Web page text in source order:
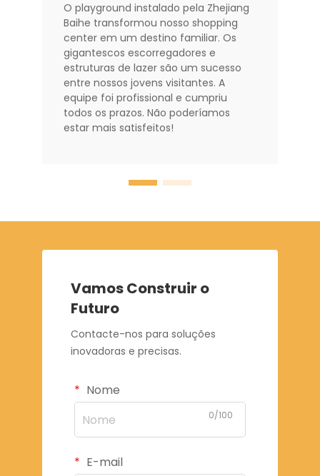
O playground instalado pela Zhejiang
Baihe transformou nosso shopping
center em um destino familiar. Os
gigantescos escorregadores e
estruturas de lazer são um sucesso
entre nossos jovens visitantes. A
equipe foi profissional e cumpriu
todos os prazos. Não poderíamos
estar mais satisfeitos!
Vamos Construir o
Futuro
Contacte-nos para soluções
inovadoras e precisas.
Nome
0/100
E-mail